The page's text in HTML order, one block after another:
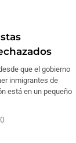
que el gobierno
inmigrantes de
está en un pequeño